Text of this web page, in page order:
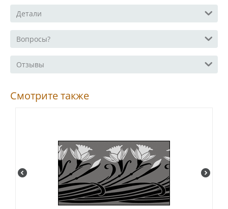
Детали
Вопросы?
Отзывы
Смотрите также